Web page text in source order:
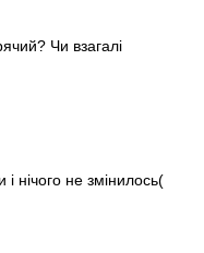
Чи взагалі
нічого не змінилось(